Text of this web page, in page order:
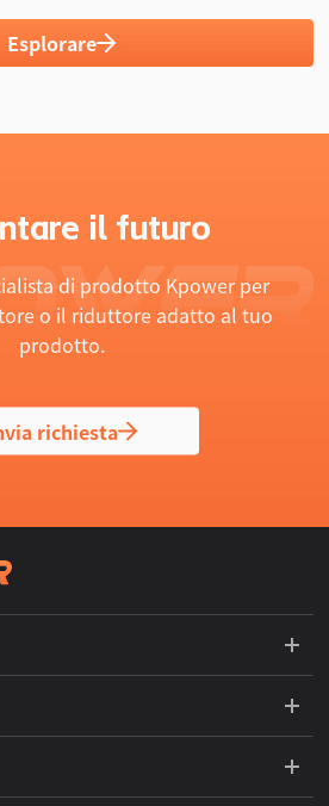
Esplorare
il futuro
di prodotto Kpower per
o il riduttore adatto al tuo
prodotto.
richiesta